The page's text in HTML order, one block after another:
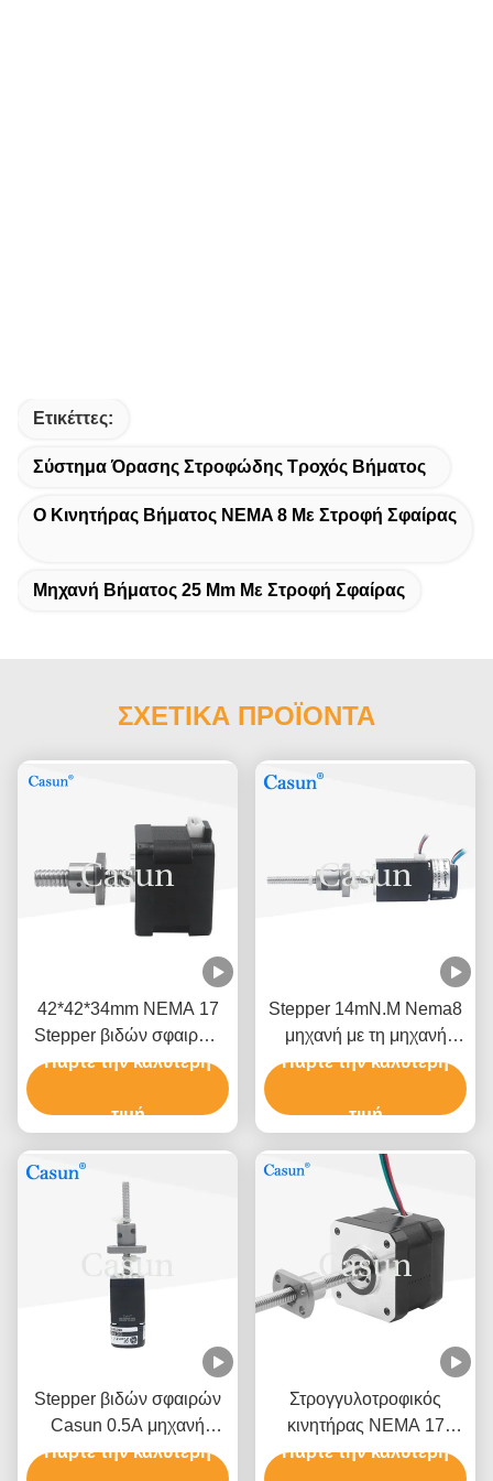
Ετικέττες:
Σύστημα Όρασης Στροφώδης Τροχός Βήματος
Ο Κινητήρας Βήματος NEMA 8 Με Στροφή Σφαίρας
Μηχανή Βήματος 25 Mm Με Στροφή Σφαίρας
ΣΧΕΤΙΚΑ ΠΡΟΪΟΝΤΑ
42*42*34mm NEMA 17
Stepper βιδών σφαιρών
γραμμική μηχανή 2.52V
Πάρτε την καλύτερη
τιμή
Stepper 14mN.M Nema8
μηχανή με τη μηχανή
βιδών L200/250/300MM
Πάρτε την καλύτερη
τιμή
Stepper βιδών σφαιρών
Casun 0.5A μηχανή
Nema 8 για το όργανο
Πάρτε την καλύτερη
Στρογγυλοτροφικός
κινητήρας NEMA 17
1.28A για
Πάρτε την καλύτερη